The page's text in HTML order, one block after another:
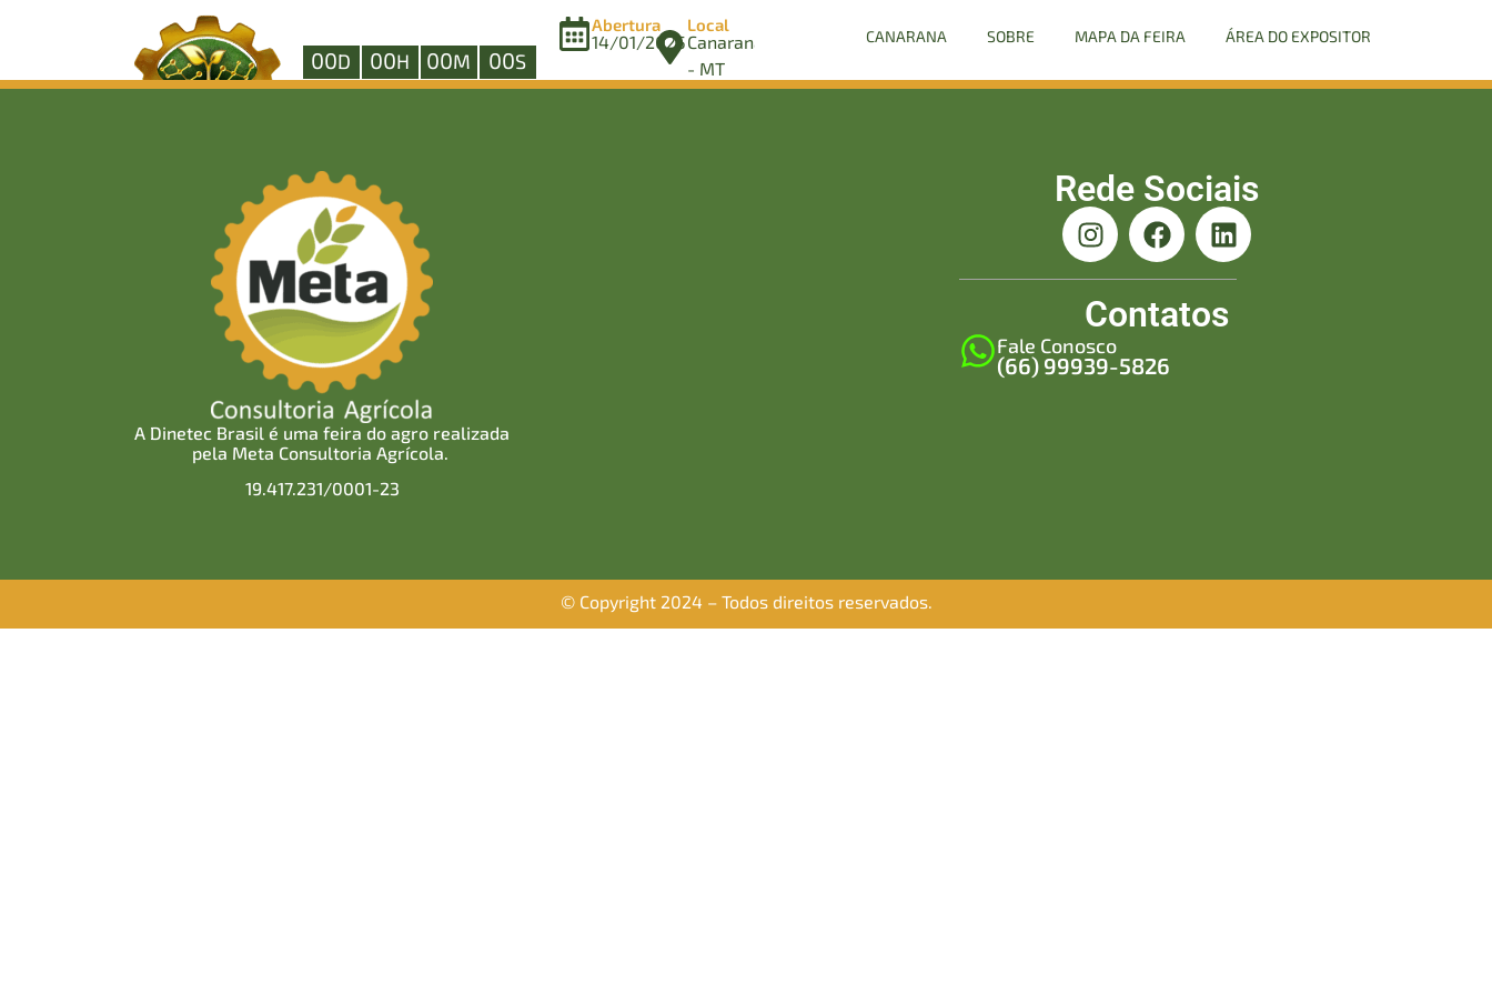
00D 00H 00M 00S
Abertura
14/01/2025
Local
Canarana
- MT
CANARANA SOBRE MAPA DA FEIRA ÁREA DO EXPOSITOR
FORNECEDORES GALERIA CONTATO
3tentos
A Dinetec Brasil é uma feira do agro realizada
pela Meta Consultoria Agrícola.
19.417.231/0001-23
Rede Sociais
Contatos
Fale Conosco
(66) 99939-5826
© Copyright 2024 – Todos direitos reservados.